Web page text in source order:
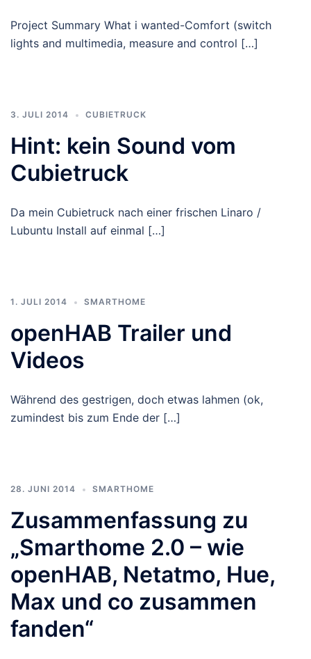
Project Summary What i wanted-Comfort (switch
lights and multimedia, measure and control […]
3. JULI 2014 CUBIETRUCK
Hint: kein Sound vom
Cubietruck
Da mein Cubietruck nach einer frischen Linaro /
Lubuntu Install auf einmal […]
1. JULI 2014 SMARTHOME
openHAB Trailer und
Videos
Während des gestrigen, doch etwas lahmen (ok,
zumindest bis zum Ende der […]
28. JUNI 2014 SMARTHOME
Zusammenfassung zu
„Smarthome 2.0 – wie
openHAB, Netatmo, Hue,
Max und co zusammen
fanden“